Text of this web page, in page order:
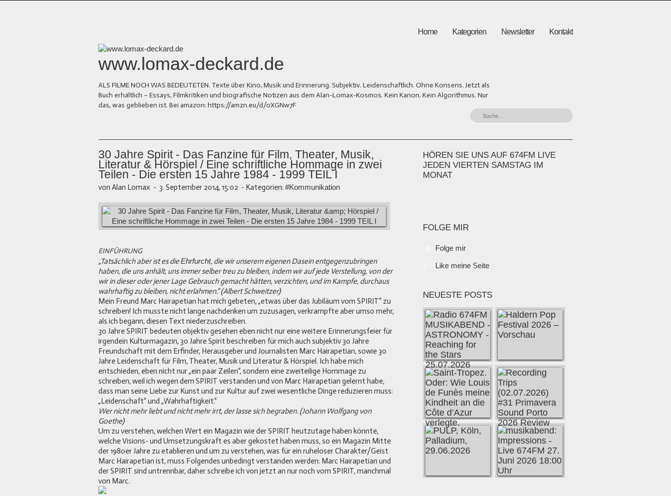
Home Kategorien Newsletter Kontakt
www.lomax-deckard.de
ALS FILME NOCH WAS BEDEUTETEN. Texte über Kino, Musik und Erinnerung. Subjektiv. Leidenschaftlich. Ohne Konsens. Jetzt als
Buch erhältlich – Essays, Filmkritiken und biografische Notizen aus dem Alan-Lomax-Kosmos. Kein Kanon. Kein Algorithmus. Nur
das, was geblieben ist. Bei amazon: https://amzn.eu/d/0XGNw7F
30 Jahre Spirit - Das Fanzine für Film, Theater, Musik,
Literatur & Hörspiel / Eine schriftliche Hommage in zwei
Teilen - Die ersten 15 Jahre 1984 - 1999 TEIL I
von Alan Lomax - 3. September 2014, 15:02 - Kategorien: #Kommunikation
EINFÜHRUNG
„Tatsächlich aber ist es dieEhrfurcht, die wir unserem eigenen Dasein entgegenzubringen
haben, die uns anhält, uns immer selber treu zu bleiben, indem wir auf jede Verstellung, von der
wir in dieser oder jener Lage Gebrauch gemacht hätten, verzichten, und im Kampfe, durchaus
wahrhaftig zu bleiben, nicht erlahmen.“ (Albert Schweitzer)
Mein Freund Marc Hairapetian hat mich gebeten, „etwas über das Jubiläum vom SPIRIT“ zu
schreiben! Ich musste nicht lange nachdenken um zuzusagen, verkrampfte aber umso mehr,
als ich begann, diesen Text niederzuschreiben.
30 Jahre SPIRIT bedeuten objektiv gesehen eben nicht nur eine weitere Erinnerungsfeier für
irgendein Kulturmagazin, 30 Jahre Spirit beschreiben für mich auch subjektiv 30 Jahre
Freundschaft mit dem Erfinder, Herausgeber und Journalisten Marc Hairapetian, sowie 30
Jahre Leidenschaft für Film, Theater, Musik und Literatur & Hörspiel. Ich habe mich
entschieden, eben nicht nur „ein paar Zeilen“, sondern eine zweiteilige Hommage zu
schreiben, weil ich wegen dem SPIRIT verstanden und von Marc Hairapetian gelernt habe,
dass man seine Liebe zur Kunst und zur Kultur auf zwei wesentliche Dinge reduzieren muss:
„Leidenschaft“ und „Wahrhaftigkeit.“
Wer nicht mehr liebt und nicht mehr irrt, der lasse sich begraben. (Johann Wolfgang von
Goethe)
Um zu verstehen, welchen Wert ein Magazin wie der SPIRIT heutzutage haben könnte,
welche Visions- und Umsetzungskraft es aber gekostet haben muss, so ein Magazin Mitte
der 1980er Jahre zu etablieren und um zu verstehen, was für ein ruheloser Charakter/Geist
Marc Hairapetian ist, muss Folgendes unbedingt verstanden werden: Marc Hairapetian und
der SPIRIT sind untrennbar, daher schreibe ich von jetzt an nur noch vom SPIRIT, manchmal
von Marc.
HÖREN SIE UNS AUF 674FM LIVE
JEDEN VIERTEN SAMSTAG IM
MONAT
FOLGE MIR
Folge mir
Like meine Seite
NEUESTE POSTS